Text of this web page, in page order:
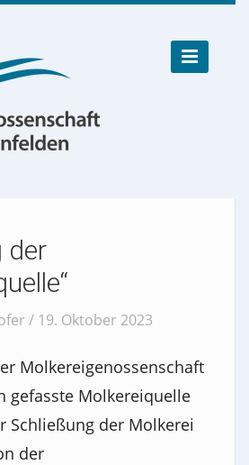

der
/ 19. Oktober 2023
Molkereigenossenschaft
gefasste Molkereiquelle
Schließung der Molkerei
der